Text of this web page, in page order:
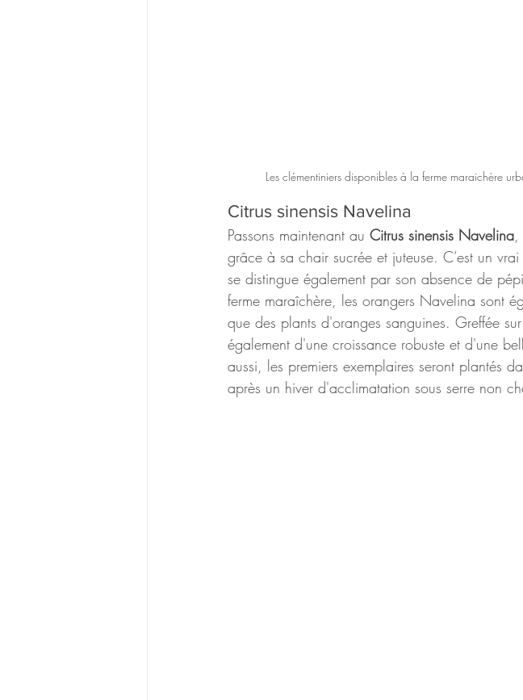
Les clémentiniers disponibles à la ferme maraichère
Citrus sinensis Navelina
Passons maintenant au Citrus sinensis Navelina,
grâce à sa chair sucrée et juteuse. C’est un
se distingue également par son absence de
ferme maraîchère, les orangers Navelina sont
que des plants d'oranges sanguines. Greffée
également d'une croissance robuste et d'une
aussi, les premiers exemplaires seront plantés
après un hiver d'acclimatation sous serre non